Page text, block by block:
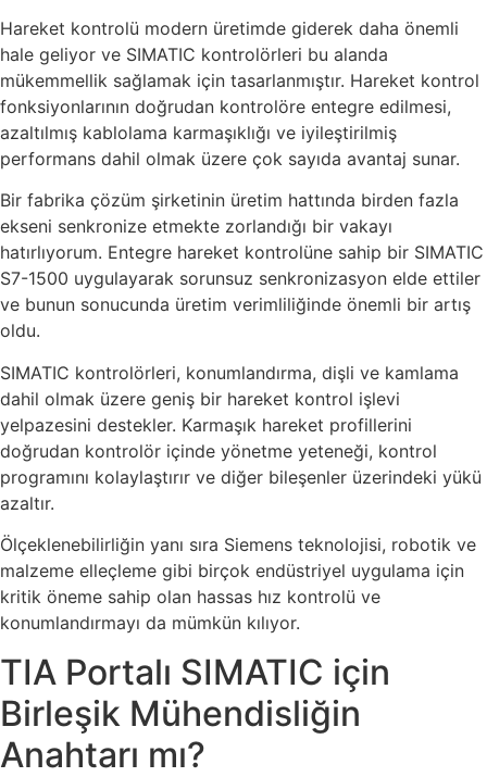
Hareket kontrolü modern üretimde giderek daha önemli
hale geliyor ve SIMATIC kontrolörleri bu alanda
mükemmellik sağlamak için tasarlanmıştır. Hareket kontrol
fonksiyonlarının doğrudan kontrolöre entegre edilmesi,
azaltılmış kablolama karmaşıklığı ve iyileştirilmiş
performans dahil olmak üzere çok sayıda avantaj sunar.
Bir fabrika çözüm şirketinin üretim hattında birden fazla
ekseni senkronize etmekte zorlandığı bir vakayı
hatırlıyorum. Entegre hareket kontrolüne sahip bir SIMATIC
S7-1500 uygulayarak sorunsuz senkronizasyon elde ettiler
ve bunun sonucunda üretim verimliliğinde önemli bir artış
oldu.
SIMATIC kontrolörleri, konumlandırma, dişli ve kamlama
dahil olmak üzere geniş bir hareket kontrol işlevi
yelpazesini destekler. Karmaşık hareket profillerini
doğrudan kontrolör içinde yönetme yeteneği, kontrol
programını kolaylaştırır ve diğer bileşenler üzerindeki yükü
azaltır.
Ölçeklenebilirliğin yanı sıra Siemens teknolojisi, robotik ve
malzeme elleçleme gibi birçok endüstriyel uygulama için
kritik öneme sahip olan hassas hız kontrolü ve
konumlandırmayı da mümkün kılıyor.
TIA Portalı SIMATIC için
Birleşik Mühendisliğin
Anahtarı mı?